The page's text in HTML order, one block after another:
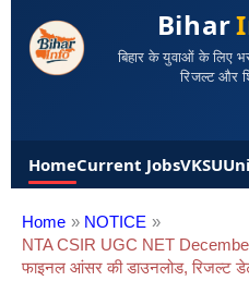
Bihar
बिहार के युवाओं के लिए
रिजल्ट और
HomeCurrent JobsVKSU
Home
NOTICE
NTA CSIR UGC NET
फाइनल आंसर की डाउनलोड, रिजल्ट